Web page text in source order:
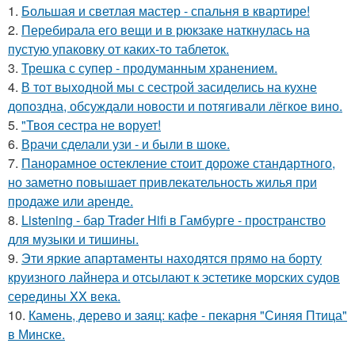
1. Большая и светлая мастер - спальня в квартире!
2. Перебирала его вещи и в рюкзаке наткнулась на
пустую упаковку от каких-то таблеток.
3. Трешка с супер - продуманным хранением.
4. В тот выходной мы с сестрой засиделись на кухне
допоздна, обсуждали новости и потягивали лёгкое вино.
5. "Твоя сестра не ворует!
6. Врачи сделали узи - и были в шоке.
7. Панорамное остекление стоит дороже стандартного,
но заметно повышает привлекательность жилья при
продаже или аренде.
8. Listening - бар Trader Hifi в Гамбурге - пространство
для музыки и тишины.
9. Эти яркие апартаменты находятся прямо на борту
круизного лайнера и отсылают к эстетике морских судов
середины XX века.
10. Камень, дерево и заяц: кафе - пекарня "Синяя Птица"
в Минске.